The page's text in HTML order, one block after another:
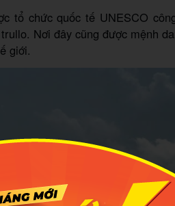
tổ chức quốc tế UNESCO
Nơi đây cũng được mệnh
giới.